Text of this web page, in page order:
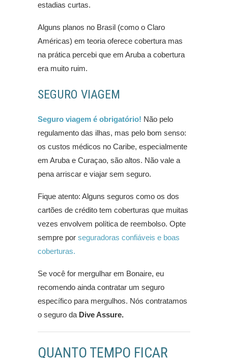
estadias curtas.
Alguns planos no Brasil (como o Claro
Américas) em teoria oferece cobertura mas
na prática percebi que em Aruba a cobertura
era muito ruim.
SEGURO VIAGEM
Seguro viagem é obrigatório! Não pelo
regulamento das ilhas, mas pelo bom senso:
os custos médicos no Caribe, especialmente
em Aruba e Curaçao, são altos. Não vale a
pena arriscar e viajar sem seguro.
Fique atento: Alguns seguros como os dos
cartões de crédito tem coberturas que muitas
vezes envolvem política de reembolso. Opte
sempre por seguradoras confiáveis e boas
coberturas.
Se você for mergulhar em Bonaire, eu
recomendo ainda contratar um seguro
específico para mergulhos. Nós contratamos
o seguro da Dive Assure.
QUANTO TEMPO FICAR